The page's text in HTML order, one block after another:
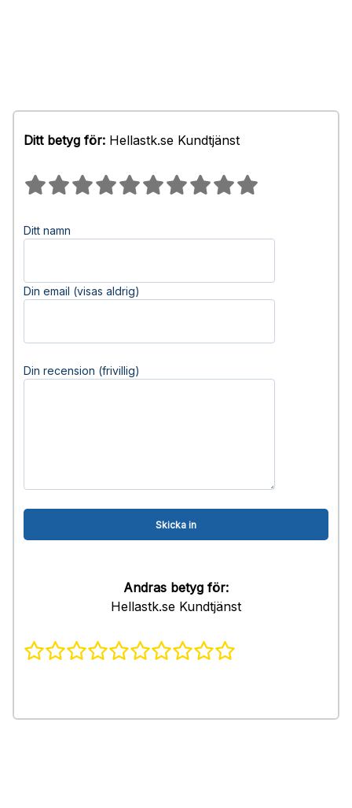
Ditt betyg för: Hellastk.se Kundtjänst
Ditt namn
Din email (visas aldrig)
Din recension (frivillig)
Andras betyg för:
Hellastk.se Kundtjänst